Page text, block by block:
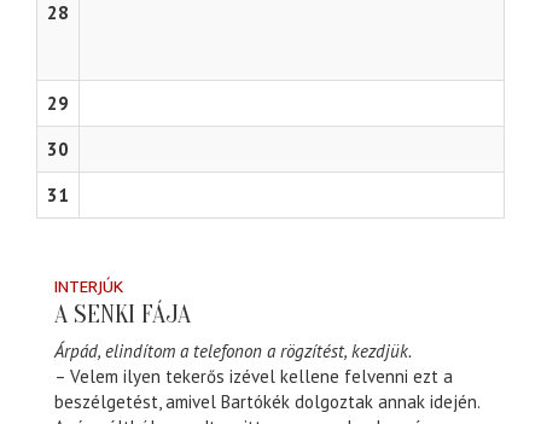
28
29
30
31
INTERJÚK
A SENKI FÁJA
Árpád, elindítom a telefonon a rögzítést, kezdjük.
– Velem ilyen tekerős izével kellene felvenni ezt a
beszélgetést, amivel Bartókék dolgoztak annak idején.